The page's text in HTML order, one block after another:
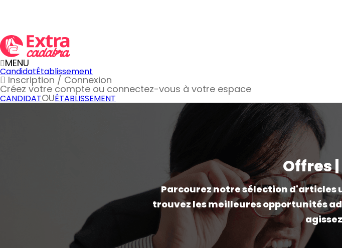
MENU
CandidatÉtablissement
Inscription / Connexion
Créez votre compte ou connectez-vous à votre espace
CANDIDATOUÉTABLISSEMENT
Offres |
Parcourez notre sélection d'articles
trouvez les meilleures opportunités